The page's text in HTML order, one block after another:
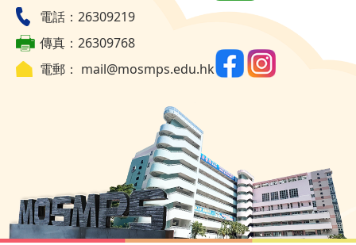
電話：26309219
傳真：26309768
電郵： mail@mosmps.edu.hk